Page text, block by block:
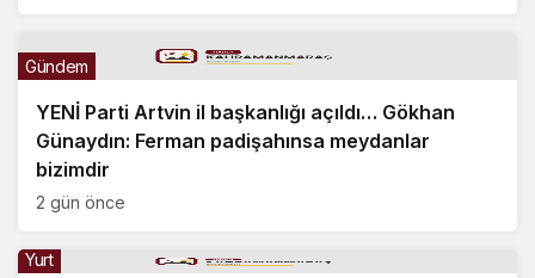
YENİ Parti Artvin il başkanlığı açıldı… Gökhan
Günaydın: Ferman padişahınsa meydanlar
bizimdir
Gündem
2 gün önce
Yurt